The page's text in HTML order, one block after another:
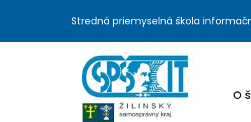
Stredná priemyselná škola
O